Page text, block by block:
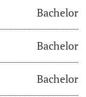
Bachelor
Bachelor
Bachelor